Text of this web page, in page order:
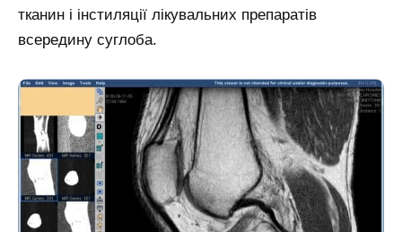
тканин і інстиляції лікувальних препаратів
всередину суглоба.